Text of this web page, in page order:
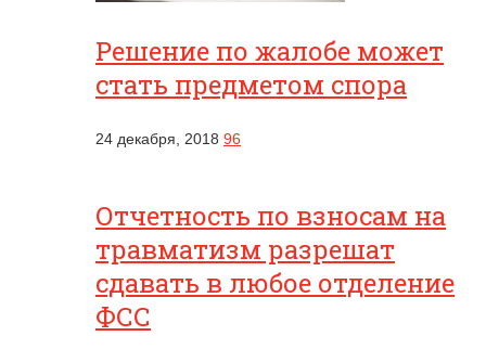
Решение по жалобе может
стать предметом спора
24 декабря, 2018 96
Отчетность по взносам на
травматизм разрешат
сдавать в любое отделение
ФСС